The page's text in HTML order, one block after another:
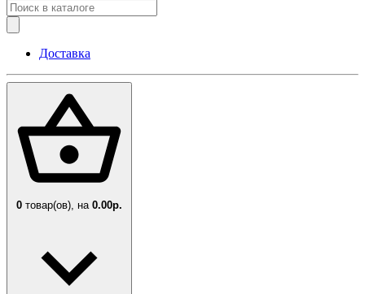
Доставка
0 товар(ов), на 0.00р.